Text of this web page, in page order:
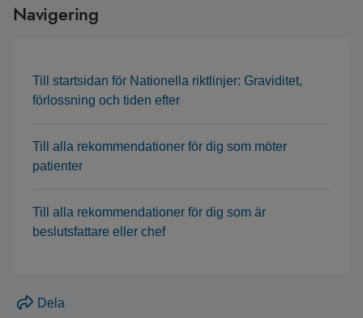
Navigering
Till startsidan för Nationella riktlinjer: Graviditet,
förlossning och tiden efter
Till alla rekommendationer för dig som möter
patienter
Till alla rekommendationer för dig som är
beslutsfattare eller chef
Dela